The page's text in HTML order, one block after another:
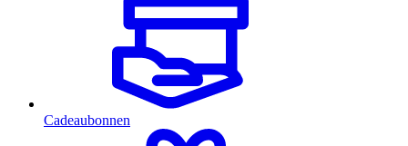
Cadeaubonnen